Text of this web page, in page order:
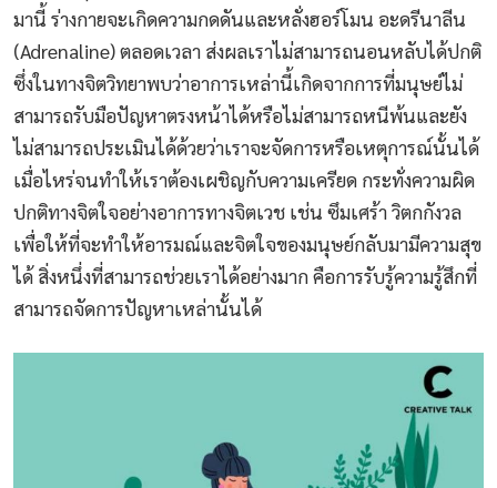
มานี้ ร่างกายจะเกิดความกดดันและหลั่งฮอร์โมน อะดรีนาลีน
(Adrenaline) ตลอดเวลา ส่งผลเราไม่สามารถนอนหลับได้ปกติ
ซึ่งในทางจิตวิทยาพบว่าอาการเหล่านี้เกิดจากการที่มนุษย์ไม่
สามารถรับมือปัญหาตรงหน้าได้หรือไม่สามารถหนีพ้นและยัง
ไม่สามารถประเมินได้ด้วยว่าเราจะจัดการหรือเหตุการณ์นั้นได้
เมื่อไหร่จนทำให้เราต้องเผชิญกับความเครียด กระทั่งความผิด
ปกติทางจิตใจอย่างอาการทางจิตเวช เช่น ซึมเศร้า วิตกกังวล
เพื่อให้ที่จะทำให้อารมณ์และจิตใจของมนุษย์กลับมามีความสุข
ได้ สิ่งหนึ่งที่สามารถช่วยเราได้อย่างมาก คือการรับรู้ความรู้สึกที่
สามารถจัดการปัญหาเหล่านั้นได้